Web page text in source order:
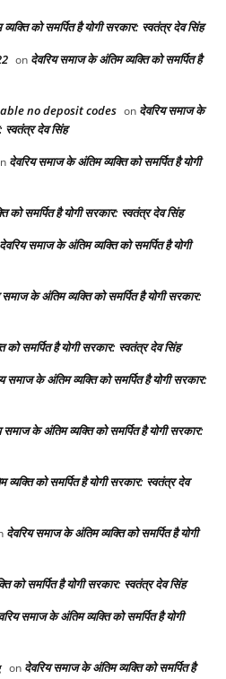
को समर्पित है योगी सरकार: स्वतंत्र देव सिंह
on देवरिय समाज के अंतिम व्यक्ति को समर्पित है
no deposit codes on देवरिय समाज के
स्वतंत्र देव सिंह
देवरिय समाज के अंतिम व्यक्ति को समर्पित है योगी
को समर्पित है योगी सरकार: स्वतंत्र देव सिंह
देवरिय समाज के अंतिम व्यक्ति को समर्पित है योगी
समाज के अंतिम व्यक्ति को समर्पित है योगी सरकार:
को समर्पित है योगी सरकार: स्वतंत्र देव सिंह
समाज के अंतिम व्यक्ति को समर्पित है योगी सरकार:
समाज के अंतिम व्यक्ति को समर्पित है योगी सरकार:
को समर्पित है योगी सरकार: स्वतंत्र देव
देवरिय समाज के अंतिम व्यक्ति को समर्पित है योगी
को समर्पित है योगी सरकार: स्वतंत्र देव सिंह
समाज के अंतिम व्यक्ति को समर्पित है योगी
on देवरिय समाज के अंतिम व्यक्ति को समर्पित है